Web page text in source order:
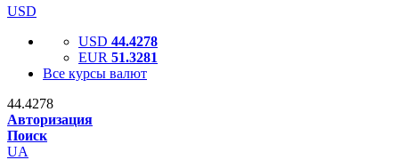
USD
USD 44.4278
EUR 51.3281
Все курсы валют
44.4278
Авторизация
Поиск
UA